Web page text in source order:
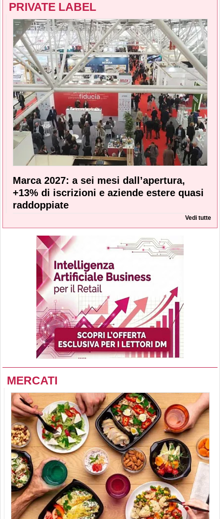
PRIVATE LABEL
Marca 2027: a sei mesi dall’apertura,
+13% di iscrizioni e aziende estere quasi
raddoppiate
Vedi tutte
MERCATI